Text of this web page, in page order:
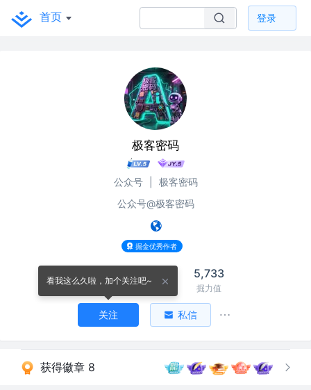
首页 登录
极客密码
公众号
极客密码
公众号@极客密码
掘金优秀作者
18
关注 关注者
5,733
掘力值
看我这么久啦，加个关注吧~
关注 私信
获得徽章 8